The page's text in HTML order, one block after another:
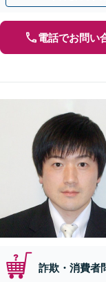
電話でお問い
詐欺・消費者